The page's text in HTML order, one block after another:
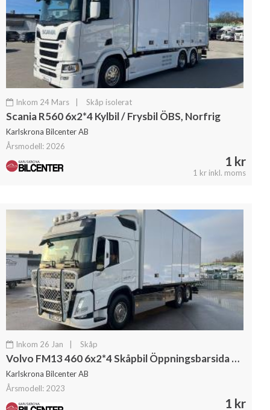
Inkom 24 Mars Skåp isolerat
Scania R560 6x2*4 Kylbil / Frysbil ÖBS, Norfrig
Karlskrona Bilcenter AB
Årsmodell: 2026
1 kr
1 kr inkl. moms
Inkom 26 Jan Skåp
Volvo FM13 460 6x2*4 Skåpbil Öppningsbarsida & Dubbla lastplan
Karlskrona Bilcenter AB
Årsmodell: 2023
1 kr